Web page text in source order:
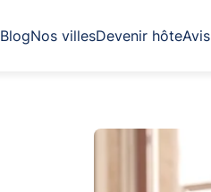
BlogNos villesDevenir hôteAvis